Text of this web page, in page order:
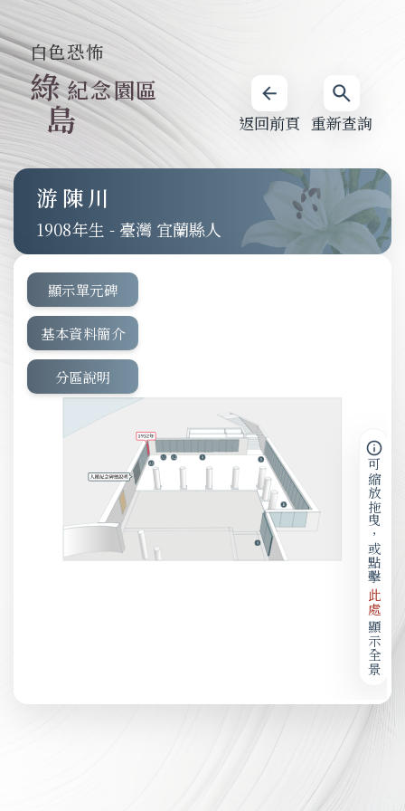
重新查詢
返回前頁
白色恐怖
綠
島
紀念園區
游陳川
1908 - 臺灣 宜蘭縣人
顯示單元碑
基本資料簡介
分區說明
可縮放拖曳，或點擊
此處
顯示全景